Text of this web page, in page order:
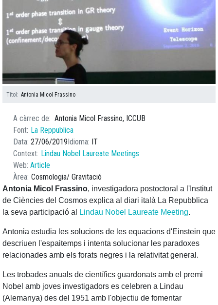
Títol Antonia Micol Frassino
A càrrec de
Antonia Micol Frassino, ICCUB
Font La Reppublica
Data 27/06/2019 Idioma IT
Context Lindau Nobel Laureate Meetings
Web Article
Àrea Cosmologia Gravitació
Antonia Micol Frassino, investigadora postoctoral a l'Institut
de Ciències del Cosmos explica al diari italà La Repubblica
la seva participació al
Lindau Nobel Laureate Meeting.
Antonia estudia les solucions de les equacions d'Einstein que
descriuen l'espaitemps i intenta solucionar les paradoxes
relacionades amb els forats negres i la relativitat general.
Les trobades anuals de científics guardonats amb el premi
Nobel amb joves investigadors es celebren a Lindau
(Alemanya) des del 1951 amb l'objectiu de fomentar